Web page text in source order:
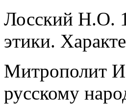
Лосский Н.О.
этики.
Митрополит
русскому